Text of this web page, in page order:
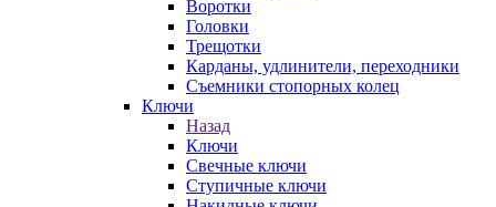
Воротки
Головки
Трещотки
Карданы, удлинители, переходники
Съемники стопорных колец
Ключи
Назад
Ключи
Свечные ключи
Ступичные ключи